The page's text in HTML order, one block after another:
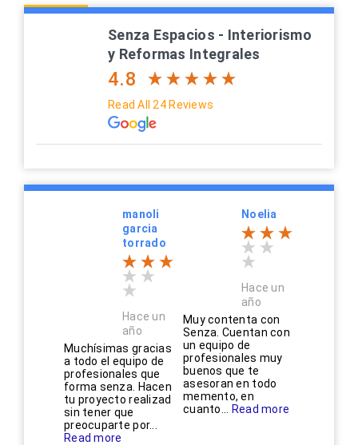
Senza Espacios - Interiorismo
y Reformas Integrales
4.8
Read All 24 Reviews
manoli
garcia
torrado
Hace un
año
Muchísimas gracias
a todo el equipo de
profesionales que
forma senza. Hacen
tu proyecto realizad
sin tener que
preocuparte por...
Read more
Noelia
Hace un
año
Muy contenta con
Senza. Cuentan con
un equipo de
profesionales muy
buenos que te
asesoran en todo
memento, en
cuanto...
Read more